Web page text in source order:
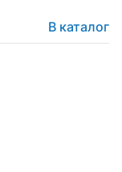
В каталог